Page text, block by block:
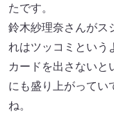
たです。
鈴木紗理奈さんがス
れはツッコミとい
カードを出さないと
にも盛り上がってい
ね。